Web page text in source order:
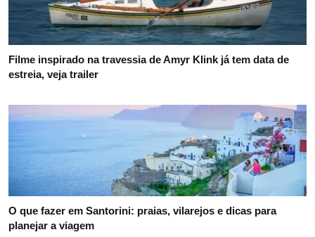
Filme inspirado na travessia de Amyr Klink já tem data de
estreia, veja trailer
O que fazer em Santorini: praias, vilarejos e dicas para
planejar a viagem